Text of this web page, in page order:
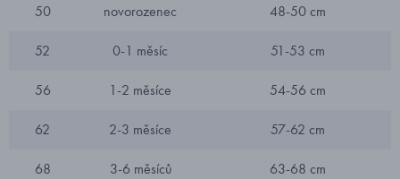
50 novorozenec 48-50 cm
52 0-1 měsíc 51-53 cm
56 1-2 měsíce 54-56 cm
62 2-3 měsíce 57-62 cm
68 3-6 měsíců 63-68 cm